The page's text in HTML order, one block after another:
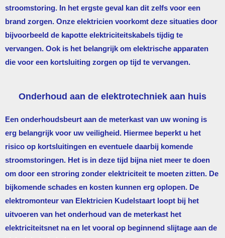
stroomstoring. In het ergste geval kan dit zelfs voor een
brand zorgen. Onze elektricien voorkomt deze situaties door
bijvoorbeeld de kapotte elektriciteitskabels tijdig te
vervangen. Ook is het belangrijk om elektrische apparaten
die voor een kortsluiting zorgen op tijd te vervangen.
Onderhoud aan de elektrotechniek aan huis
Een onderhoudsbeurt aan de meterkast van uw woning is
erg belangrijk voor uw veiligheid. Hiermee beperkt u het
risico op kortsluitingen en eventuele daarbij komende
stroomstoringen. Het is in deze tijd bijna niet meer te doen
om door een stroring zonder elektriciteit te moeten zitten. De
bijkomende schades en kosten kunnen erg oplopen. De
elektromonteur van Elektricien Kudelstaart loopt bij het
uitvoeren van het onderhoud van de meterkast het
elektriciteitsnet na en let vooral op beginnend slijtage aan de